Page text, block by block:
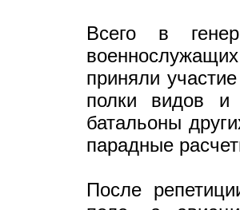
Всего в
приняли
полки видов и
батальоны
парадные
После